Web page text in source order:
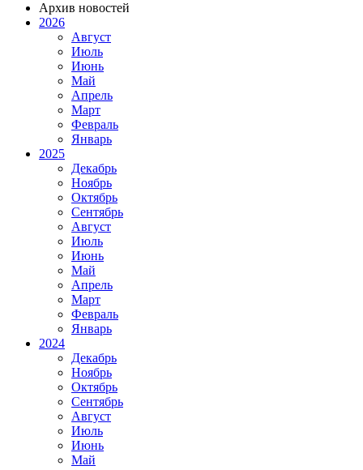
Архив новостей
2026
Август
Июль
Июнь
Май
Апрель
Март
Февраль
Январь
2025
Декабрь
Ноябрь
Октябрь
Сентябрь
Август
Июль
Июнь
Май
Апрель
Март
Февраль
Январь
2024
Декабрь
Ноябрь
Октябрь
Сентябрь
Август
Июль
Июнь
Май